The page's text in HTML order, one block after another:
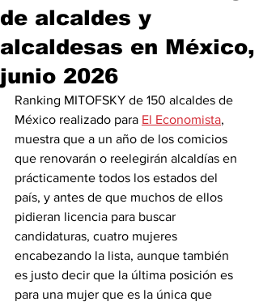
de alcaldes y
alcaldesas en México,
junio 2026
Ranking MITOFSKY de 150 alcaldes de
México realizado para El Economista,
muestra que a un año de los comicios
que renovarán o reelegirán alcaldías en
prácticamente todos los estados del
país, y antes de que muchos de ellos
pidieran licencia para buscar
candidaturas, cuatro mujeres
encabezando la lista, aunque también
es justo decir que la última posición es
para una mujer que es la única que